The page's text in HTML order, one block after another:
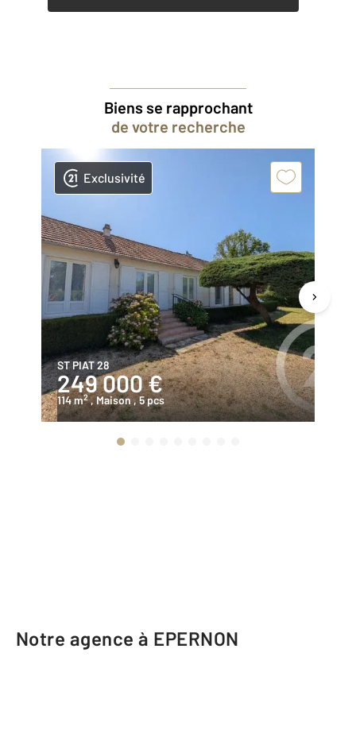
Biens se rapprochant
de votre recherche
Exclusivité
ST PIAT 28
249 000 €
114 m2 , Maison , 5 pcs
Notre agence à EPERNON